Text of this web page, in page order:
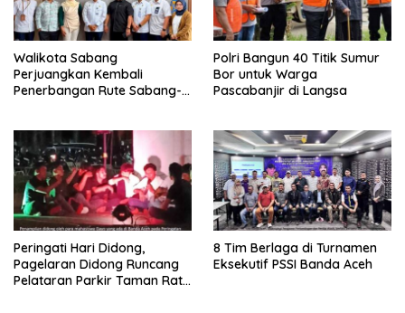
Walikota Sabang
Perjuangkan Kembali
Penerbangan Rute Sabang-
Polri Bangun 40 Titik Sumur
Bor untuk Warga
Pascabanjir di Langsa
Peringati Hari Didong,
Pagelaran Didong Runcang
Pelataran Parkir Taman Ratu
8 Tim Berlaga di Turnamen
Eksekutif PSSI Banda Aceh